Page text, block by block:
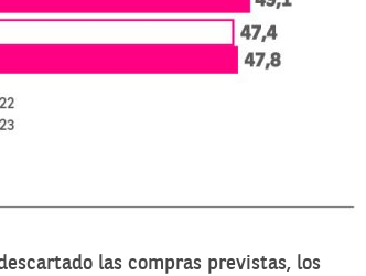
las compras previstas, los